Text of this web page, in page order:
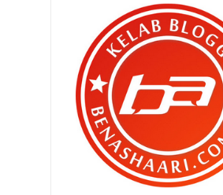
Ogos 2013(182)
►Julai 2013(220)
►
Jun 2013
►
Mei 2013
(186)
April 2013
(149)
►Mac 2013
►Februari 2013
(188)
Januari 2013 (196)
Doktor Maria kata Qhaliff ..